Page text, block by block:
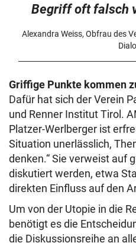
Begriff oft falsch
Alexandra Weiss, Obfrau des
Griffige Punkte kommen
Dafür hat sich der Verein
und Renner Institut Tirol.
Platzer-Werlberger ist
Situation unerlässlich,
denken.“ Sie verweist auf
diskutiert werden, etwa
direkten Einfluss auf den
Um von der Utopie in die
benötigt es die
die Diskussionsreihe an